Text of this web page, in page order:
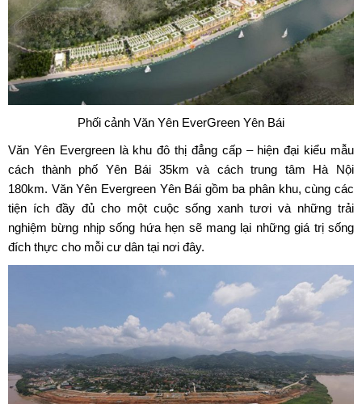
Phối cảnh Văn Yên EverGreen Yên Bái
Văn Yên Evergreenlà khu đô thị đẳng cấp – hiện đại kiểu mẫu
cách thành phố Yên Bái 35km và cách trung tâm Hà Nội
180km. Văn Yên Evergreen Yên Bái gồm ba phân khu, cùng các
tiện ích đầy đủ cho một cuộc sống xanh tươi và những trải
nghiệm bừng nhịp sống hứa hẹn sẽ mang lại những giá trị sống
đích thực cho mỗi cư dân tại nơi đây.